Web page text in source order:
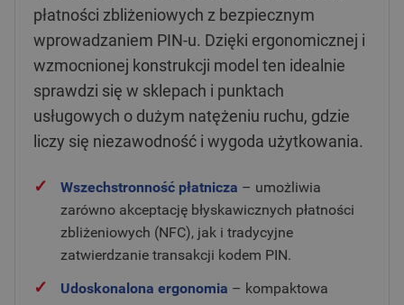
płatności zbliżeniowych z bezpiecznym
wprowadzaniem PIN-u. Dzięki ergonomicznej i
wzmocnionej konstrukcji model ten idealnie
sprawdzi się w sklepach i punktach
usługowych o dużym natężeniu ruchu, gdzie
liczy się niezawodność i wygoda użytkowania.
✓ Wszechstronność płatnicza – umożliwia
zarówno akceptację błyskawicznych płatności
zbliżeniowych (NFC), jak i tradycyjne
zatwierdzanie transakcji kodem PIN.
✓ Udoskonalona ergonomia – kompaktowa